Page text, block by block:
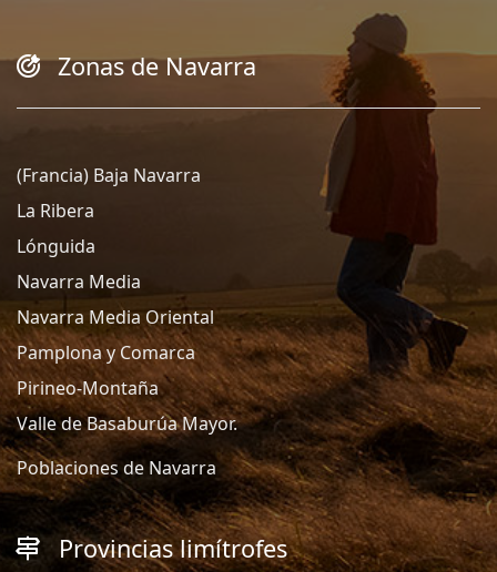
Zonas de Navarra
(Francia) Baja Navarra
La Ribera
Lónguida
Navarra Media
Navarra Media Oriental
Pamplona y Comarca
Pirineo-Montaña
Valle de Basaburúa Mayor.
Poblaciones de Navarra
Provincias limítrofes